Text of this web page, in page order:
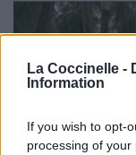
La Coccinelle -
Information
If you wish to opt-
processing of